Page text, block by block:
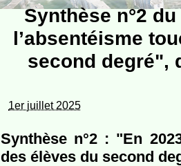
Synthèse n°2
l’absentéisme
second degré",
1er juillet 2025
Synthèse n°2 : "En
des élèves du second